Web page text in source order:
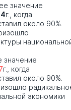
значение
г., когда
около 90%.
значение
г., когда
около 90%.
экономики